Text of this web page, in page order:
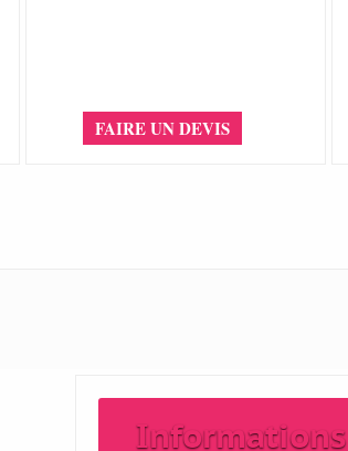
FAIRE UN DEVIS
Informations